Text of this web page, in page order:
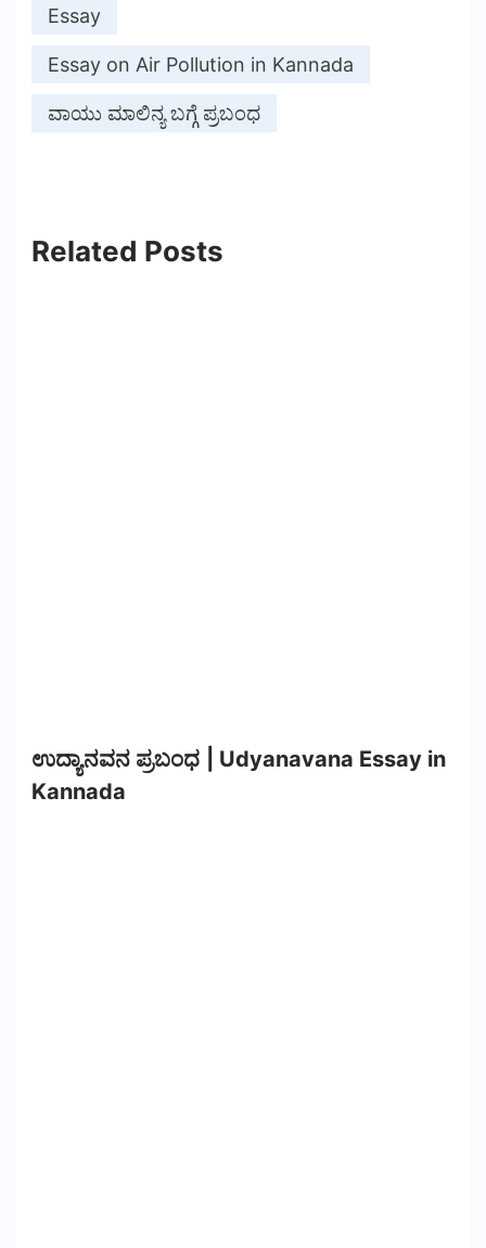
Essay
Essay on Air Pollution in Kannada
ವಾಯು ಮಾಲಿನ್ಯ ಬಗ್ಗೆ ಪ್ರಬಂಧ
Related Posts
ಉದ್ಯಾನವನ ಪ್ರಬಂಧ | Udyanavana Essay in
Kannada